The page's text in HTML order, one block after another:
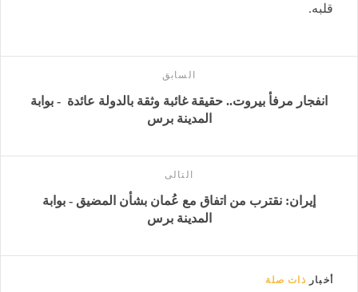
قلبه.
السابق
انفجار مرفأ بيروت.. حقيقة غائبة وثقة بالدولة عائدة - بوابة
المدينة برس
التالى
إيران: نقترب من اتفاق مع عُمان بشأن المضيق - بوابة
المدينة برس
أخبار ذات صلة